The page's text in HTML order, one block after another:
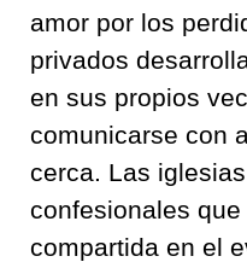
amor por los
privados
en sus propios
comunicarse con
cerca. Las
confesionales
compartida en el